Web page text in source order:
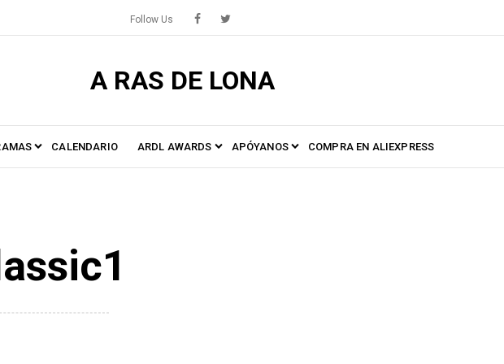
Follow Us
A RAS DE LONA
CALENDARIO ARDL AWARDS APÓYANOS COMPRA EN ALIEXPRESS